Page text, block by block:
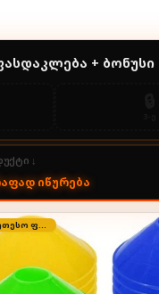
+ ბონუსი
↓
იწურება
საუკეთესო ფასი